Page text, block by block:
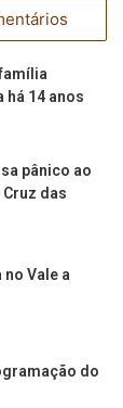
há 14 anos
pânico ao
Cruz das
Vale a
do